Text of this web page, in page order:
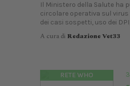
Il Ministero della Salute ha
circolare operativa sul
dei casi sospetti, uso dei
A cura di Redazione Vet33
RETE WHO